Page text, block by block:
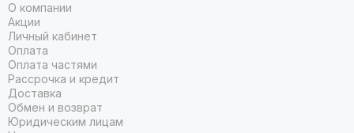
О компании
Акции
Личный кабинет
Оплата
Оплата частями
Рассрочка и кредит
Доставка
Обмен и возврат
Юридическим лицам